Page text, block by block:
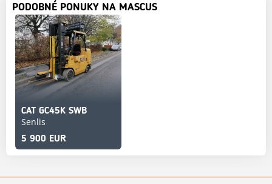
PODOBNÉ PONUKY NA MASCUS
CAT GC45K SWB
Senlis
5 900 EUR